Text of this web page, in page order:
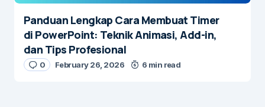
Panduan Lengkap Cara Membuat Timer
di PowerPoint: Teknik Animasi, Add-in,
dan Tips Profesional
0 February 26, 2026 6 min read